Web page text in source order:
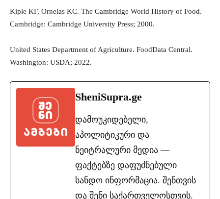
Kiple KF, Ornelas KC. The Cambridge World History of Food.
Cambridge: Cambridge University Press; 2000.
United States Department of Agriculture. FoodData Central.
Washington: USDA; 2022.
SheniSupra.ge
დამოუკიდებელი,
აპოლიტიკური და
ნეიტრალური მედია —
ფაქტებზე დაფუძნებული
სანდო ინფორმაცია. შენთვის
და შენი საქართველოსთვის.